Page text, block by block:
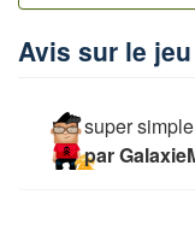
Avis sur le
super
par